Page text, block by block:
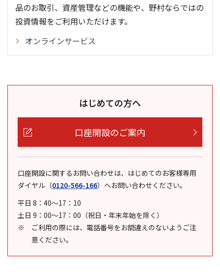
品のお取引、資産管理などの機能や、野村ならではの
投資情報をご利用いただけます。
オンラインサービス
はじめての方へ
口座開設のご案内
口座開設に関するお問い合わせは、はじめてのお客様専用
ダイヤル （0120-566-166） へお問い合わせください。
平日 8：40～17：10
土日 9：00～17：00（祝日・年末年始を除く）
ご利用の際には、電話番号をお間違えのないようご注
意ください。